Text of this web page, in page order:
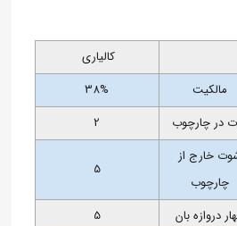
کالیاری
مالکیت
38%
در چارچوب 2
خارج از
چارچوب
5
دروازه بان
5